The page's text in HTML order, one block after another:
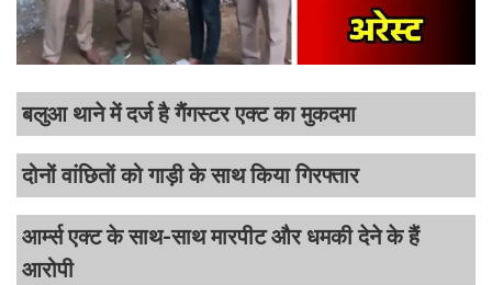
बलुआ थाने में दर्ज है गैंगस्टर एक्ट का मुकदमा
दोनों वांछितों को गाड़ी के साथ किया गिरफ्तार
आर्म्स एक्ट के साथ-साथ मारपीट और धमकी देने के हैं
आरोपी